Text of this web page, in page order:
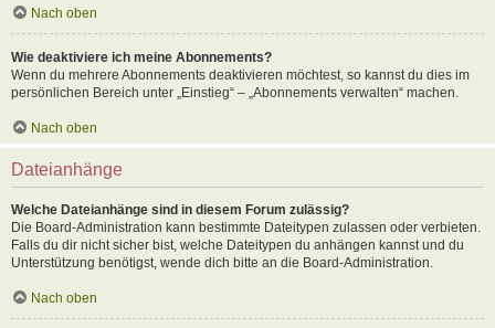
Nach oben
Wie deaktiviere ich meine Abonnements?
Wenn du mehrere Abonnements deaktivieren möchtest, so kannst du dies im
persönlichen Bereich unter „Einstieg“ – „Abonnements verwalten“ machen.
Nach oben
Dateianhänge
Welche Dateianhänge sind in diesem Forum zulässig?
Die Board-Administration kann bestimmte Dateitypen zulassen oder verbieten.
Falls du dir nicht sicher bist, welche Dateitypen du anhängen kannst und du
Unterstützung benötigst, wende dich bitte an die Board-Administration.
Nach oben